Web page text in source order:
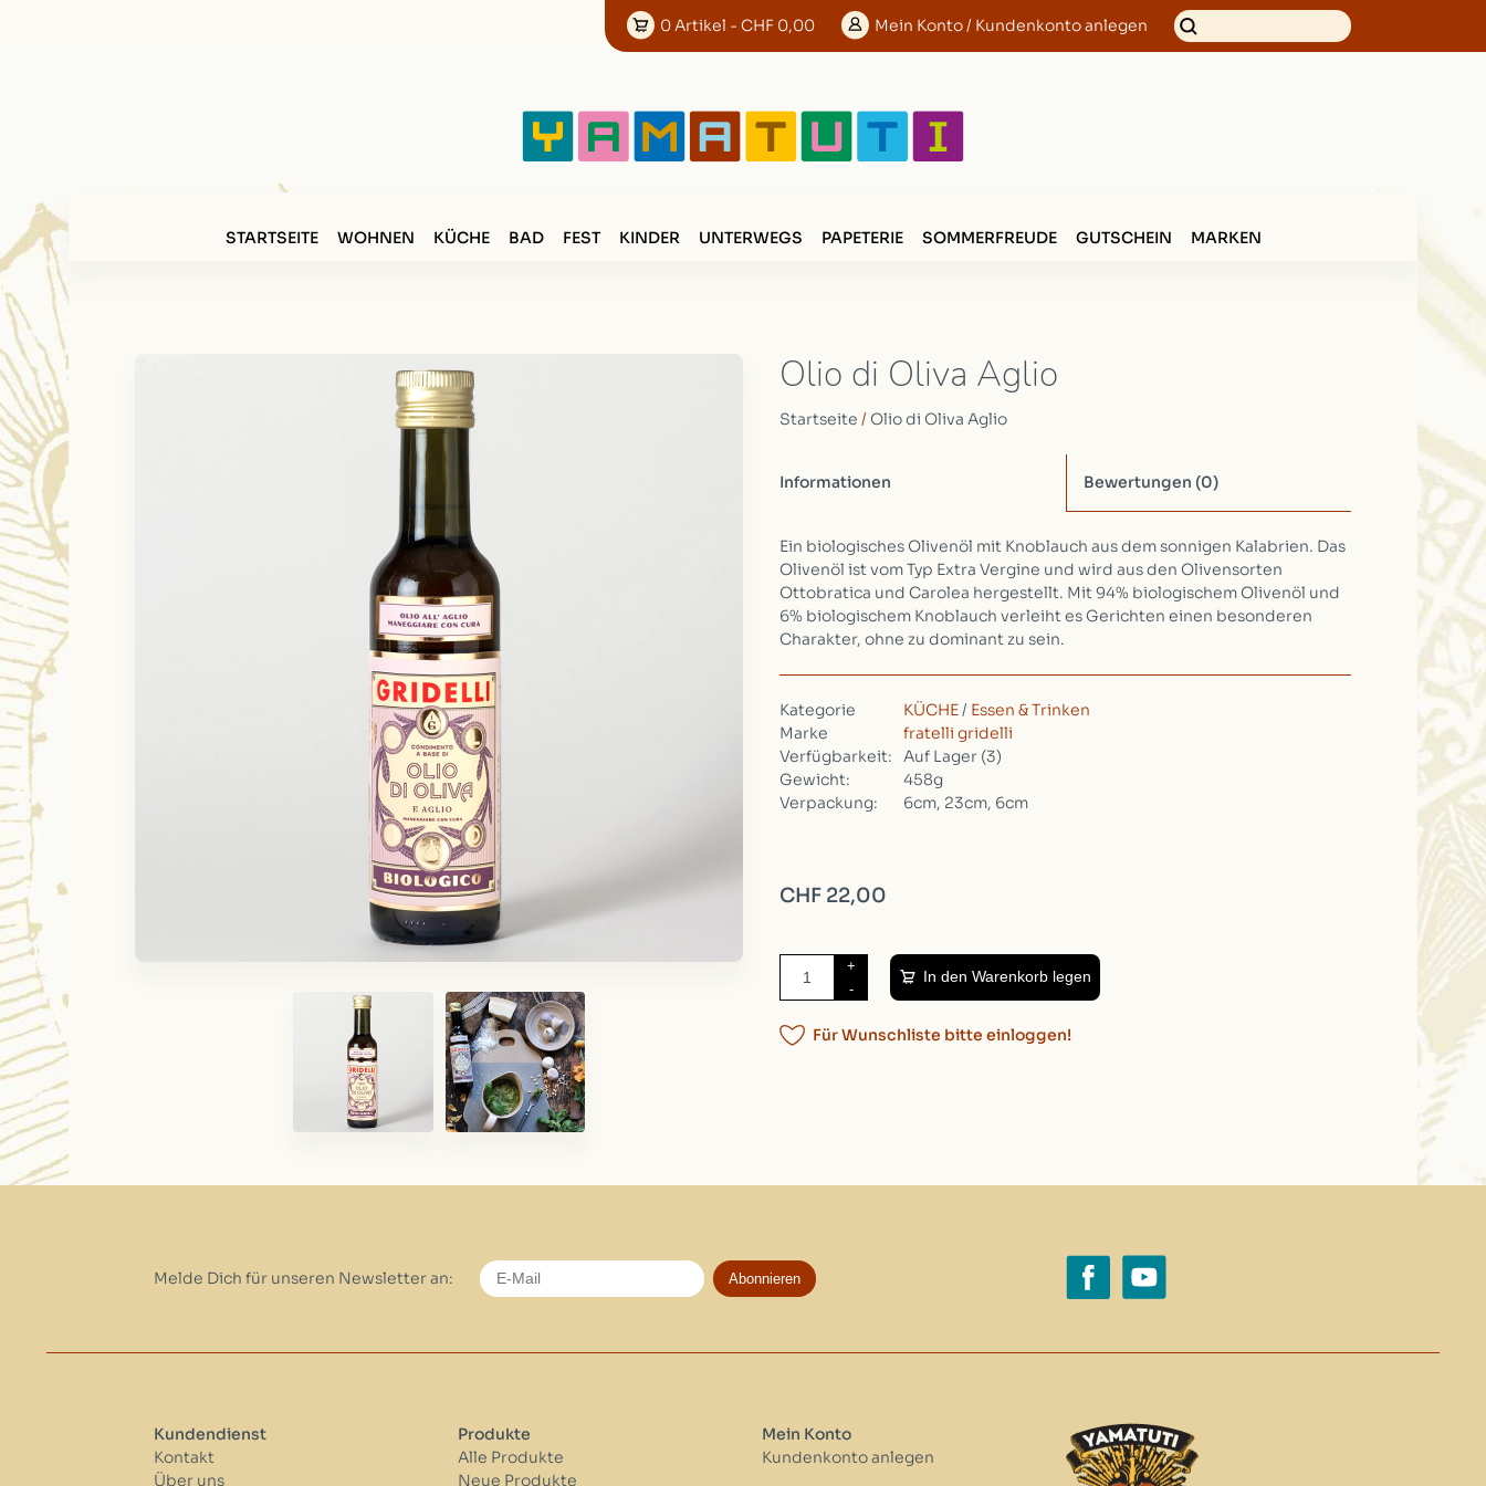
0Artikel - CHF 0,00 Mein Konto/ Kundenkonto anlegen
STARTSEITE WOHNEN KÜCHE BAD FEST KINDER UNTERWEGS PAPETERIE SOMMERFREUDE GUTSCHEIN MARKEN
Olio di Oliva Aglio
Startseite / Olio di Oliva Aglio
Informationen Bewertungen (0)
Ein biologisches Olivenöl mit Knoblauch aus dem sonnigen Kalabrien. Das
Olivenöl ist vom Typ Extra Vergine und wird aus den Olivensorten
Ottobratica und Carolea hergestellt. Mit 94% biologischem Olivenöl und
6% biologischem Knoblauch verleiht es Gerichten einen besonderen
Charakter, ohne zu dominant zu sein.
Kategorie KÜCHE / Essen & Trinken
Marke
fratelli gridelli
Verfügbarkeit:
Auf Lager (3)
Gewicht:
458g
Verpackung:
6cm, 23cm, 6cm
CHF 22,00
+
-
In den Warenkorb legen
Für Wunschliste bitte einloggen!
Melde Dich für unseren Newsletter an: Abonnieren
Kundendienst
Kontakt
Über uns
Produkte
Alle Produkte
Neue Produkte
Mein Konto
Kundenkonto anlegen